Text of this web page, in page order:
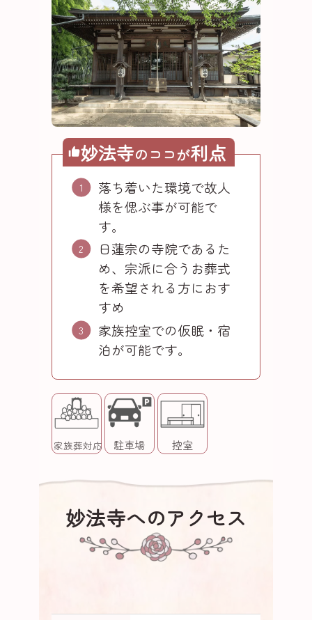
妙法寺のココが利点
落ち着いた環境で故人
様を偲ぶ事が可能で
す。
日蓮宗の寺院であるた
め、宗派に合うお葬式
を希望される方におす
すめ
家族控室での仮眠・宿
泊が可能です。
家族葬対応 駐車場 控室
妙法寺へのアクセス